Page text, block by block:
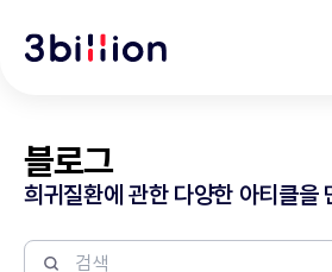
블로그
희귀질환에 관한 다양한 아티클을